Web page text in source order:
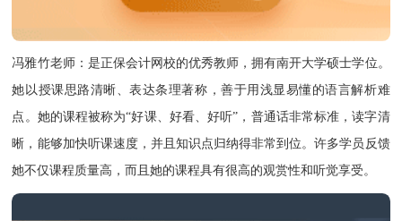
冯雅竹老师：是正保会计网校的优秀教师，拥有南开大学硕士学位。
她以授课思路清晰、表达条理著称，善于用浅显易懂的语言解析难
点。她的课程被称为“好课、好看、好听”，普通话非常标准，读字清
晰，能够加快听课速度，并且知识点归纳得非常到位。许多学员反馈
她不仅课程质量高，而且她的课程具有很高的观赏性和听觉享受。